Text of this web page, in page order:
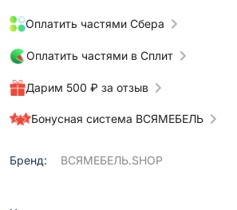
Оплатить частями Сбера
Оплатить частями в Сплит
Дарим 500 ₽ за отзыв
Бонусная система ВСЯМЕБЕЛЬ
Бренд: ВСЯМЕБЕЛЬ.SHOP